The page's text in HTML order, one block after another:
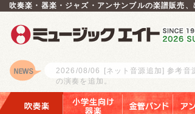
吹奏楽・器楽・ジャズ・アンサンブルの楽譜販売、
ロゴ
2026/08/06
[ネット音源追加] 参考音
の演奏を追加。